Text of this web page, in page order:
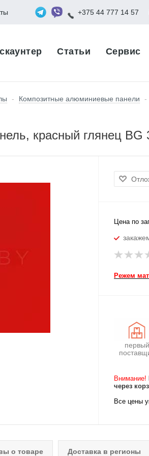
+375 44 777 14 57
Статьи Сервис
- Композитные алюминиевые панели -
красный глянец
Цена по
Режем
первый
Внимание!
через
Все цены
о товаре Доставка в регионы